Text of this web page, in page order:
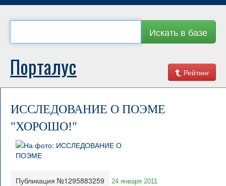
Искать в базе
Рейтинг
Порталус
ИССЛЕДОВАНИЕ О ПОЭМЕ
"ХОРОШО!"
Публикация №1295883259 24 января 2011